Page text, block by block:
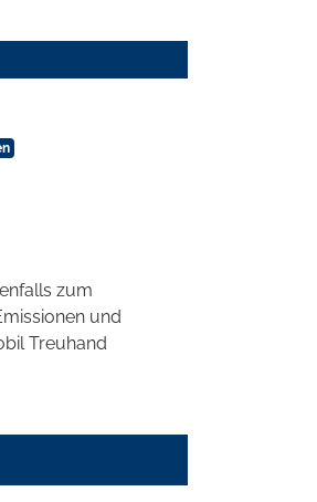
zum
und
Treuhand